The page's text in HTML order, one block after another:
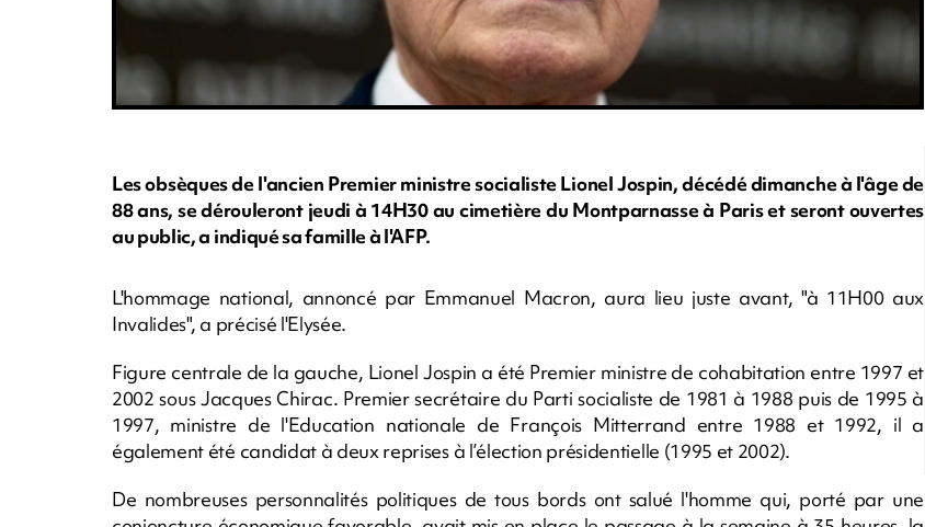
Les obsèques de l'ancien Premier ministre socialiste Lionel Jospin, décédé dimanche à l'âge de
88 ans, se dérouleront jeudi à 14H30 au cimetière du Montparnasse à Paris et seront ouvertes
au public, a indiqué sa famille à l'AFP.
L'hommage national, annoncé par Emmanuel Macron, aura lieu juste avant, "à 11H00 aux
Invalides", a précisé l'Elysée.
Figure centrale de la gauche, Lionel Jospin a été Premier ministre de cohabitation entre 1997 et
2002 sous Jacques Chirac. Premier secrétaire du Parti socialiste de 1981 à 1988 puis de 1995 à
1997, ministre de l'Education nationale de François Mitterrand entre 1988 et 1992, il a
également été candidat à deux reprises à l’élection présidentielle (1995 et 2002).
De nombreuses personnalités politiques de tous bords ont salué l'homme qui, porté par une